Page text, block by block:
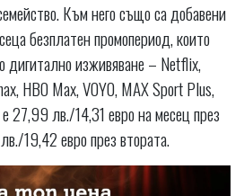
Към него също са добавени
безплатен промопериод, които
дигитално изживяване – Netflix,
HBO Max, VOYO, MAX Sport Plus,
27,99 лв./14,31 евро на месец през
19,42 евро през втората.